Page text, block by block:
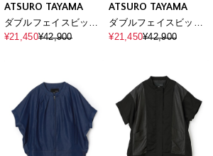
ATSURO TAYAMA
ダブルフェイスビッグ
カラーコート
¥21,450¥42,900
ATSURO TAYAMA
ダブルフェイスビッグ
カラーコート
¥21,450¥42,900